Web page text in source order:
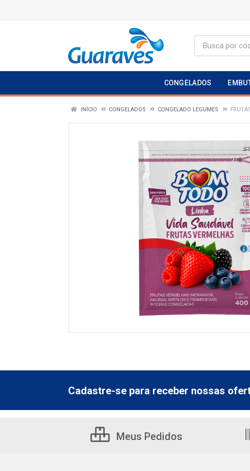
CONGELADOS
INÍCIO CONGELADOS CONGELADO LEGUMES
Cadastre-se para receber nossas
Meus Pedidos